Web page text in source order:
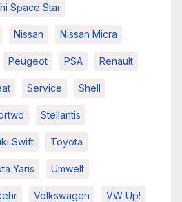
Space Star
Nissan Nissan Micra
Peugeot PSA Renault
Service Shell
Stellantis
Swift Toyota
Yaris Umwelt
Volkswagen VW Up!